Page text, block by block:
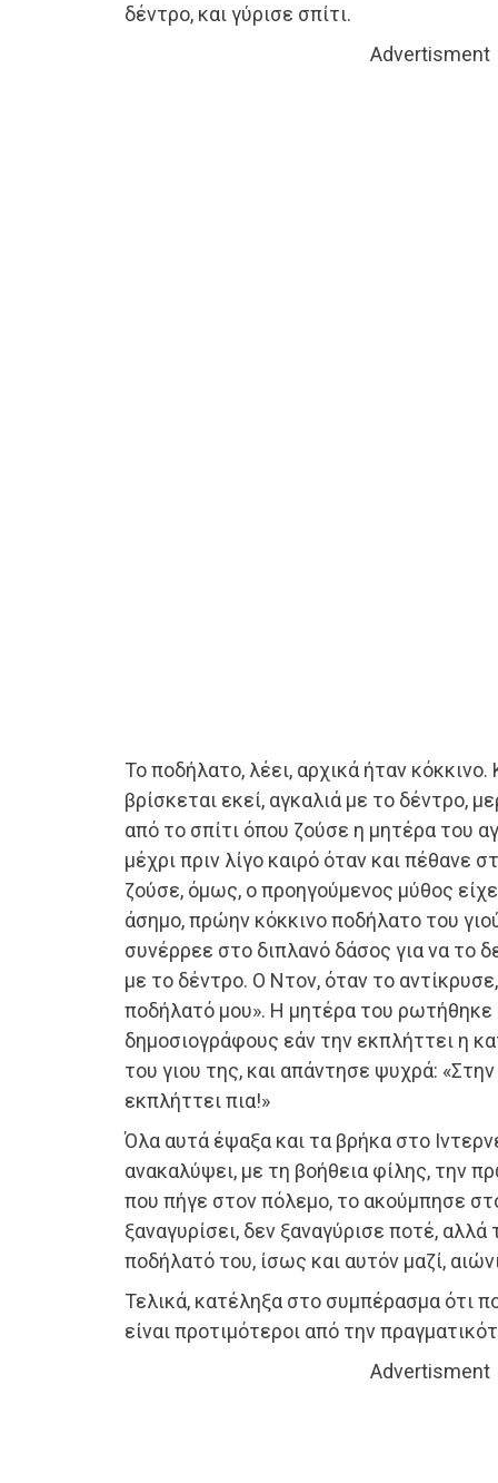
δέντρο, και γύρισε σπίτι.
Advertisment
Το ποδήλατο, λέει, αρχικά ήταν κόκκινο.
βρίσκεται εκεί, αγκαλιά με το δέντρο,
από το σπίτι όπου ζούσε η μητέρα του
μέχρι πριν λίγο καιρό όταν και πέθανε
ζούσε, όμως, ο προηγούμενος μύθος
άσημο, πρώην κόκκινο ποδήλατο του
συνέρρεε στο διπλανό δάσος για να το
με το δέντρο. Ο Ντον, όταν το
ποδήλατό μου». Η μητέρα του ρωτήθηκε
δημοσιογράφους εάν την εκπλήττει η
του γιου της, και απάντησε ψυχρά:
εκπλήττει πια!»
Όλα αυτά έψαξα και τα βρήκα στο
ανακαλύψει, με τη βοήθεια φίλης, την
που πήγε στον πόλεμο, το ακούμπησε
ξαναγυρίσει, δεν ξαναγύρισε ποτέ,
ποδήλατό του, ίσως και αυτόν μαζί,
Τελικά, κατέληξα στο συμπέρασμα ότι
είναι προτιμότεροι από την
Advertisment